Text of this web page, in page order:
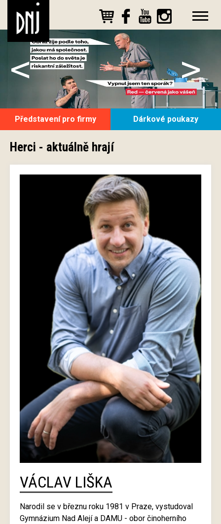
< >
Představení pro firmy Dárkové poukazy
Herci - aktuálně hrají
VÁCLAV LIŠKA
Narodil se v březnu roku 1981 v Praze, vystudoval
Gymnázium Nad Alejí a DAMU - obor činoherního